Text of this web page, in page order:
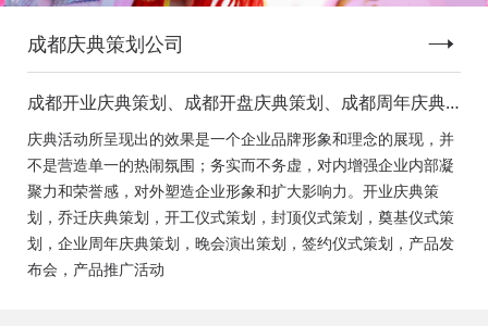
成都庆典策划公司
成都开业庆典策划、成都开盘庆典策划、成都周年庆典
策划、成都启动仪式策划、成都揭幕仪式策划、成都开
工仪式策划、成都竣工仪式策划、成都封顶仪式策划、
成都奠基仪式策划、成都签约仪式策划、成都挂牌仪式
策划、成都揭牌仪式策划、成都颁奖典礼策划
庆典活动所呈现出的效果是一个企业品牌形象和理念的展现，并
不是营造单一的热闹氛围；务实而不务虚，对内增强企业内部凝
聚力和荣誉感，对外塑造企业形象和扩大影响力。开业庆典策
划，乔迁庆典策划，开工仪式策划，封顶仪式策划，奠基仪式策
划，企业周年庆典策划，晚会演出策划，签约仪式策划，产品发
布会，产品推广活动